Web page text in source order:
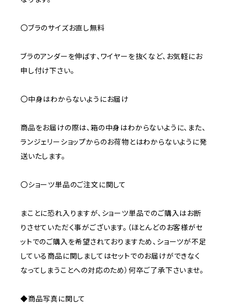
〇ブラのサイズお直し無料
ブラのアンダーを伸ばす、ワイヤーを抜くなど、お気軽にお
申し付け下さい。
〇中身はわからないようにお届け
商品をお届けの際は、箱の中身はわからないように、また、
ランジェリーショップからのお荷物とはわからないように発
送いたします。
〇ショーツ単品のご注文に関して
まことに恐れ入りますが、ショーツ単品でのご購入はお断
りさせていただく事がございます。（ほとんどのお客様がセ
ットでのご購入を希望されておりますため、ショーツが不足
している商品に関しましてはセットでのお届けができなく
なってしまうことへの対応のため）何卒ご了承下さいませ。
◆商品写真に関して